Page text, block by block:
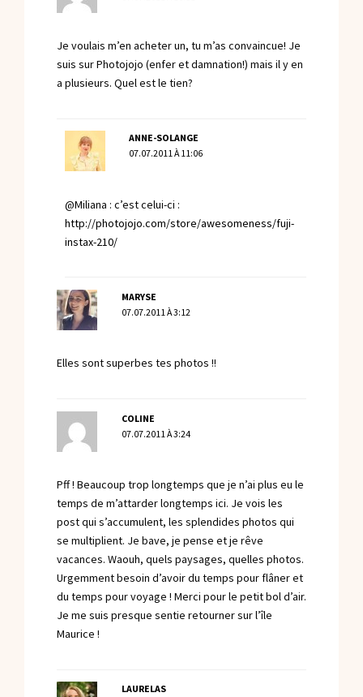
Je voulais m’en acheter un, tu m’as convaincue! Je
suis sur Photojojo (enfer et damnation!) mais il y en
a plusieurs. Quel est le tien?
ANNE-SOLANGE
07.07.2011 À 11:06
@Miliana : c’est celui-ci :
http://photojojo.com/store/awesomeness/fuji-
instax-210/
MARYSE
07.07.2011 À 3:12
Elles sont superbes tes photos !!
COLINE
07.07.2011 À 3:24
Pff ! Beaucoup trop longtemps que je n’ai plus eu le
temps de m’attarder longtemps ici. Je vois les
post qui s’accumulent, les splendides photos qui
se multiplient. Je bave, je pense et je rêve
vacances. Waouh, quels paysages, quelles photos.
Urgemment besoin d’avoir du temps pour flâner et
du temps pour voyage ! Merci pour le petit bol d’air.
Je me suis presque sentie retourner sur l’île
Maurice !
LAURELAS